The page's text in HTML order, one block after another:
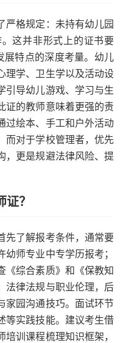
严格规定：未持有幼儿园
这并非形式上的证书要
特点的深度考量。幼儿
理学、卫生学以及活动设
引导幼儿游戏、学习与生
证的教师意味着更强的责
绘本、手工和户外活动
而对于学校管理者，优先
，更是规避法律风险、提
？
先了解报考条件，通常要
师专业中专学历报考；
《综合素质》和《保教知
法律法规与职业伦理，后
家园沟通技巧。面试环节
等实践技能。建议考生借
训课程梳理知识框架，